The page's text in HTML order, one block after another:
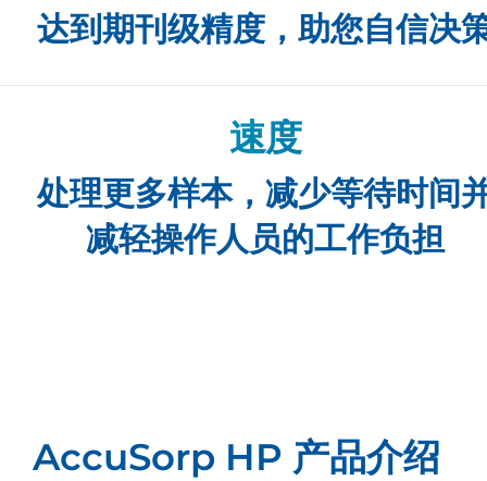
达到期刊级精度，助您自信决
速度
处理更多样本，减少等待时间
减轻操作人员的工作负担
AccuSorp HP 产品介绍